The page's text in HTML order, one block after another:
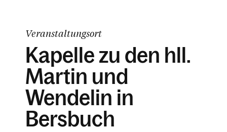
Veranstaltungsort
Kapelle zu den hll.
Martin und
Wendelin in
Bersbuch